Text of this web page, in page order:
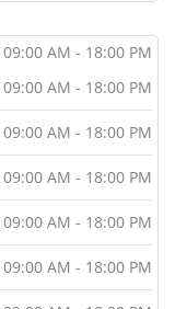
09:00 AM - 18:00 PM
09:00 AM - 18:00 PM
09:00 AM - 18:00 PM
09:00 AM - 18:00 PM
09:00 AM - 18:00 PM
09:00 AM - 18:00 PM